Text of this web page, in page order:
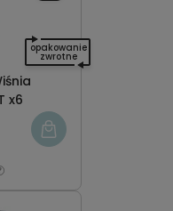
x6
opakowanie
zwrotne